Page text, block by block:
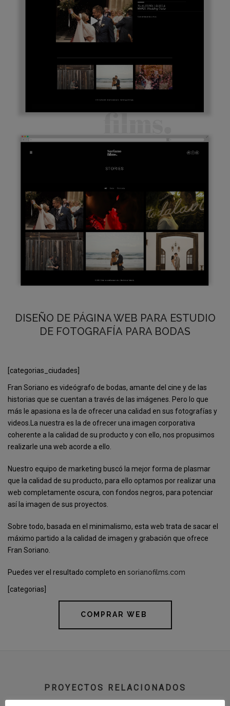
DISEÑO DE PÁGINA WEB PARA ESTUDIO
DE FOTOGRAFÍA PARA BODAS
[categorias_ciudades]
Fran Soriano es videógrafo de bodas, amante del cine y de las
historias que se cuentan a través de las imágenes. Pero lo que
más le apasiona es la de ofrecer una calidad en sus fotografías y
videos.La nuestra es la de ofrecer una imagen corporativa
coherente a la calidad de su producto y con ello, nos propusimos
realizarle una web acorde a ello.
Nuestro equipo de marketing buscó la mejor forma de plasmar
que la calidad de su producto, para ello optamos por realizar una
web completamente oscura, con fondos negros, para potenciar
así la imagen de sus proyectos.
Sobre todo, basada en el minimalismo, esta web trata de sacar el
máximo partido a la calidad de imagen y grabación que ofrece
Fran Soriano.
Puedes ver el resultado completo en sorianofilms.com
[categorias]
COMPRAR WEB
PROYECTOS RELACIONADOS